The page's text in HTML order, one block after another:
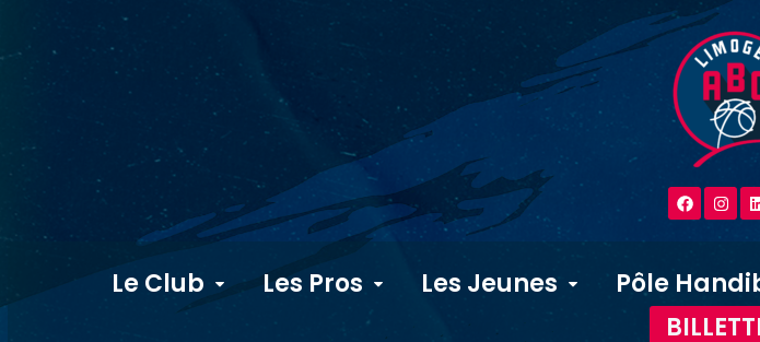
Le Club Les Pros Les Jeunes Pôle